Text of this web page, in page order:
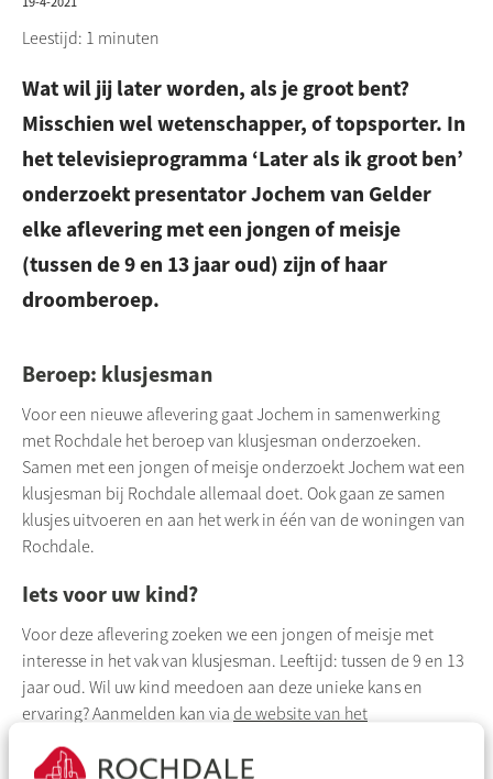
Leestijd: 1 minuten
Wat wil jij later worden, als je groot bent?
Misschien wel wetenschapper, of topsporter. In
het televisieprogramma ‘Later als ik groot ben’
onderzoekt presentator Jochem van Gelder
elke aflevering met een jongen of meisje
(tussen de 9 en 13 jaar oud) zijn of haar
droomberoep.
Beroep: klusjesman
Voor een nieuwe aflevering gaat Jochem in samenwerking
met Rochdale het beroep van klusjesman onderzoeken.
Samen met een jongen of meisje onderzoekt Jochem wat een
klusjesman bij Rochdale allemaal doet. Ook gaan ze samen
klusjes uitvoeren en aan het werk in één van de woningen van
Rochdale.
Iets voor uw kind?
Voor deze aflevering zoeken we een jongen of meisje met
interesse in het vak van klusjesman. Leeftijd: tussen de 9 en 13
jaar oud. Wil uw kind meedoen aan deze unieke kans en
ervaring? Aanmelden kan via de website van het
Bekijkeerdere uitzendingen op het YouTube-kanaal